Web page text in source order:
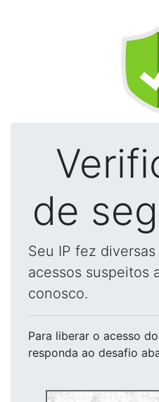
de
Seu IP fez
acessos suspeitos
conosco.
Para liberar o acesso
responda ao desafio